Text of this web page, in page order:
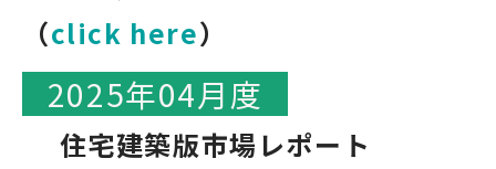
（click here）
2025年04月度
住宅建築版市場レポート